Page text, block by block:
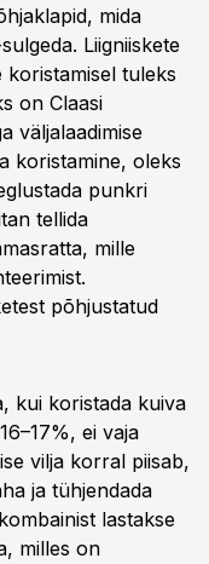
mida
Liigniiskete
tuleks
on Claasi
väljalaadimise
koristamine, oleks
punkri
tellida
mille
põhjustatud
kui koristada kuiva
ei vaja
vilja korral piisab,
ja tühjendada
lastakse
milles on